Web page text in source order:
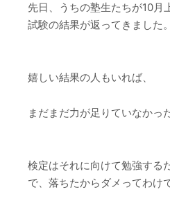
先日、うちの塾生たちが10月
試験の結果が返ってきました。
嬉しい結果の人もいれば、
まだまだ力が足りていなかっ
検定はそれに向けて勉強する
で、落ちたからダメってわけ